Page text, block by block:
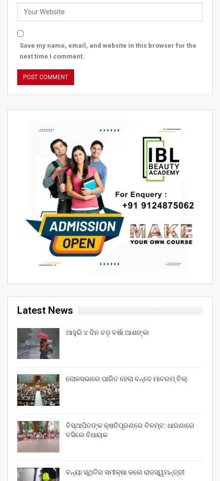
Save my name, email, and website in this browser for the
next time I comment.
Latest News
ଆହୁରି ୪ ଦିନ ବଡ଼ ବର୍ଷା ଆଶଙ୍କା
ଲୋକସଭାରେ ପାରିତ ହେଲା ବନ୍ଦେ ମାତରମ୍‌ ବିଲ୍‌
ବିସ୍ଥାପିତଙ୍କ କ୍ଷତିପୂରଣରେ ବିଳମ୍ବ: ଧାରଣାରେ
ବସିଲେ ବିଧାୟକ
ବନ୍ୟା ସ୍ଥିତିର ସମୀକ୍ଷା କଲେ ରାଜସ୍ୱମନ୍ତ୍ରୀ